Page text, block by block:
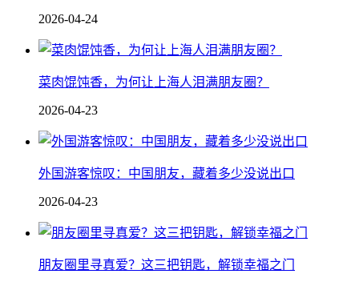
2026-04-24
菜肉馄饨香，为何让上海人泪满朋友圈？
2026-04-23
外国游客惊叹：中国朋友，藏着多少没说出口
2026-04-23
朋友圈里寻真爱？这三把钥匙，解锁幸福之门